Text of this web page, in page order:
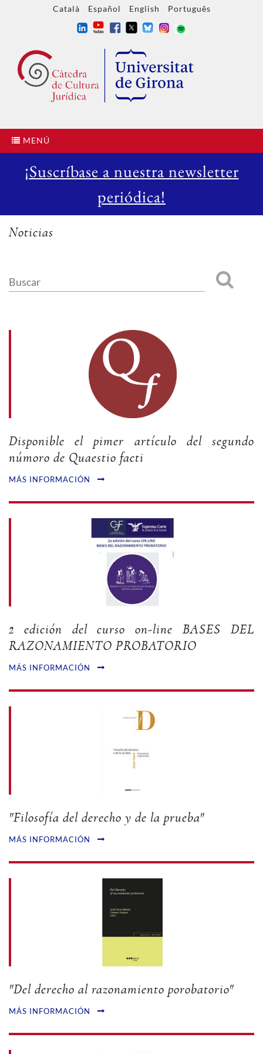
Català Español English Português
MENÚ
¡Suscríbase a nuestra newsletter
periódica!
Noticias
Disponible el pimer artículo del segundo
númoro de Quaestio facti
MÁS INFORMACIÓN
2 edición del curso on-line BASES DEL
RAZONAMIENTO PROBATORIO
MÁS INFORMACIÓN
"Filosofía del derecho y de la prueba"
MÁS INFORMACIÓN
"Del derecho al razonamiento porobatorio"
MÁS INFORMACIÓN